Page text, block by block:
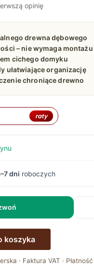
opinię
drewna dębowego
– nie wymaga montażu
cichego domyku
ułatwiające organizację
chroniące drewno
raty
dni roboczych
koszyka
· Faktura VAT ·